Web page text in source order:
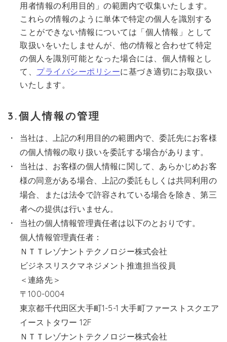
用者情報の利用目的」の範囲内で収集いたします。
これらの情報のように単体で特定の個人を識別する
ことができない情報については「個人情報」として
取扱いをいたしませんが、他の情報と合わせて特定
の個人を識別可能となった場合には、個人情報とし
て、 プライバシーポリシーに基づき適切にお取扱い
いたします。
3.個人情報の管理
当社は、上記の利用目的の範囲内で、委託先にお客様
の個人情報の取り扱いを委託する場合があります。
当社は、お客様の個人情報に関して、あらかじめお客
様の同意がある場合、上記の委託もしくは共同利用の
場合、または法令で許容されている場合を除き、第三
者への提供は行いません。
当社の個人情報管理責任者は以下のとおりです。
個人情報管理責任者：
ＮＴＴレゾナントテクノロジー株式会社
ビジネスリスクマネジメント推進担当役員
＜連絡先＞
〒100-0004
東京都千代田区大手町1-5-1 大手町ファーストスクエア
イーストタワー 12F
ＮＴＴレゾナントテクノロジー株式会社